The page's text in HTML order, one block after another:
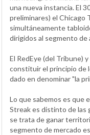
una nueva instancia. El
preliminares) el Chicago
simultáneamente
dirigidos al segmento de
El RedEye (del Tribune)
constituir el principio de
dado en denominar "la
Lo que sabemos es que
Streak es distinto de las
se trata de ganar
segmento de mercado